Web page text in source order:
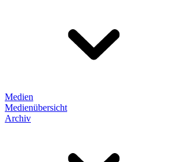
Medien
Medienübersicht
Archiv